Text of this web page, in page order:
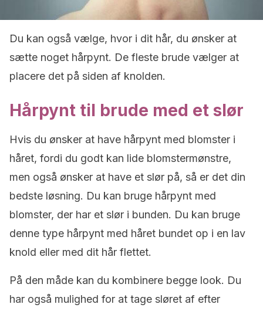
Du kan også vælge, hvor i dit hår, du ønsker at
sætte noget hårpynt. De fleste brude vælger at
placere det på siden af knolden.
Hårpynt til brude med et slør
Hvis du ønsker at have hårpynt med blomster i
håret, fordi du godt kan lide blomstermønstre,
men også ønsker at have et slør på, så er det din
bedste løsning. Du kan bruge hårpynt med
blomster, der har et slør i bunden. Du kan bruge
denne type hårpynt med håret bundet op i en lav
knold eller med dit hår flettet.
På den måde kan du kombinere begge look. Du
har også mulighed for at tage sløret af efter